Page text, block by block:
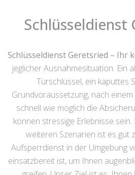
Schlüsseldienst
Schlüsseldienst Geretsried – Ihr
jeglicher Ausnahmesituation. Ein
Türschlüssel, ein kaputtes
Grundvoraussetzung, nach
schnell wie möglich die
können stressige Erlebnisse
weiteren Szenarien ist es gut
Aufsperrdienst in der Umgebung
einsatzbereit ist, um Ihnen